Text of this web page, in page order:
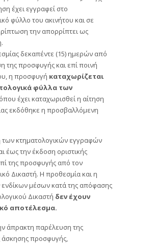
έχει εγγραφεί στο
φύλλο του ακινήτου και σε
την απορρίπτει ως
δεκαπέντε (15) ημερών από
της προσφυγής και επί ποινή
η προσφυγή καταχωρίζεται
φύλλα των
όπου έχει καταχωρισθεί η αίτηση
εκδόθηκε η προσβαλλόμενη
κτηματολογικών εγγραφών
έως την έκδοση οριστικής
της προσφυγής από τον
Δικαστή. Η προθεσμία και η
μέσων κατά της απόφασης
Δικαστή δεν έχουν
αποτέλεσμα.
άπρακτη παρέλευση της
προσφυγής,